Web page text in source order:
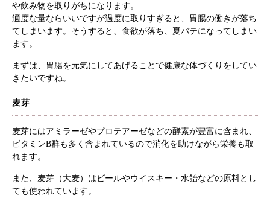
や飲み物を取りがちになります。
適度な量ならいいですが過度に取りすぎると、胃腸の働きが落ち
てしまいます。そうすると、食欲が落ち、夏バテになってしまい
ます。
まずは、胃腸を元気にしてあげることで健康な体づくりをしてい
きたいですね。
麦芽
麦芽にはアミラーゼやプロテアーゼなどの酵素が豊富に含まれ、
ビタミンB群も多く含まれているので消化を助けながら栄養も取
れます。
また、麦芽（大麦）はビールやウイスキー・水飴などの原料とし
ても使われています。